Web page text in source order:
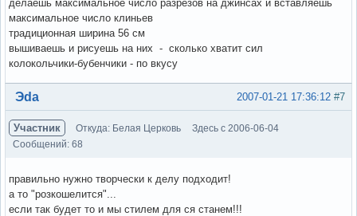
делаешь максимальное число разрезов на джинсах и вставляешь
максимальное число клиньев
традиционная ширина 56 см
вышиваешь и рисуешь на них - сколько хватит сил
колокольчики-бубенчики - по вкусу
Вне форума #7
2007-01-21 17:36:12
Эda
Участник Откуда: Белая Церковь
Здесь с 2006-06-04
Сообщений: 68
правильно нужно творчески к делу подходит!
а то "розкошелится"...
если так будет то и мы стилем для ся станем!!!